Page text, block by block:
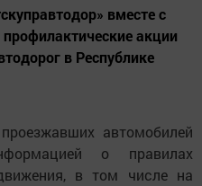
вместе с
акции
в Республике
автомобилей
о правилах
в том числе на